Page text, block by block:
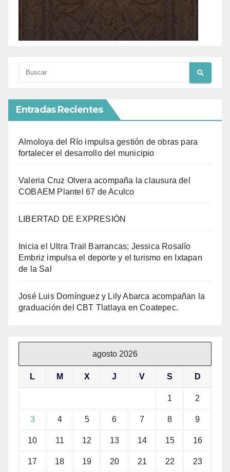
Entradas Recientes
Almoloya del Río impulsa gestión de obras para
fortalecer el desarrollo del municipio
Valeria Cruz Olvera acompaña la clausura del
COBAEM Plantel 67 de Aculco
LIBERTAD DE EXPRESIÓN
Inicia el Ultra Trail Barrancas; Jessica Rosalío
Embriz impulsa el deporte y el turismo en Ixtapan
de la Sal
José Luis Domínguez y Lily Abarca acompañan la
graduación del CBT Tlatlaya en Coatepec.
agosto 2026
L M X J V S D
1 2
3 4 5 6 7 8 9
10 11 12 13 14 15 16
17 18 19 20 21 22 23